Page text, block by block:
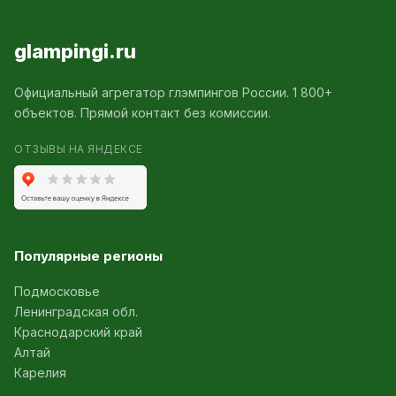
glampingi.ru
Официальный агрегатор глэмпингов России. 1 800+
объектов. Прямой контакт без комиссии.
ОТЗЫВЫ НА ЯНДЕКСЕ
Популярные регионы
Подмосковье
Ленинградская обл.
Краснодарский край
Алтай
Карелия